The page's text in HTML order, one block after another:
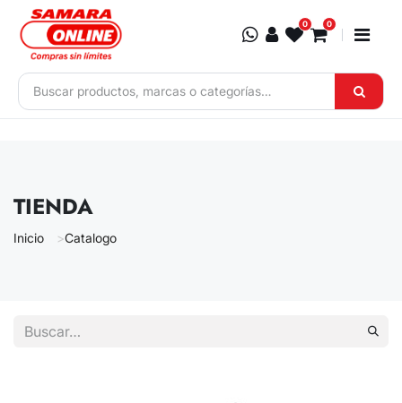
Ir al contenido
0 0
TIENDA
Inicio Catalogo